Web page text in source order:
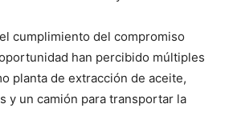
cumplimiento del compromiso
han percibido múltiples
planta de extracción de aceite,
y un camión para transportar la